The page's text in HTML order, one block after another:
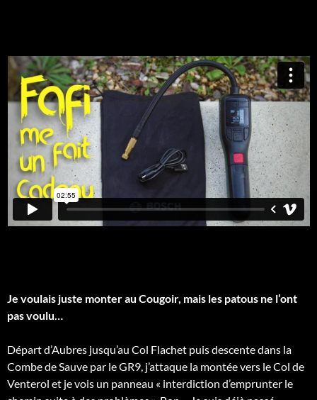
Je voulais juste monter au Cougoir, mais les patous ne l’ont
pas voulu…
Départ d’Aubres jusqu’au Col Flachet puis descente dans la
Combe de Sauve par le GR9, j’attaque la montée vers le Col de
Venterol et je vois un panneau « interdiction d’emprunter le